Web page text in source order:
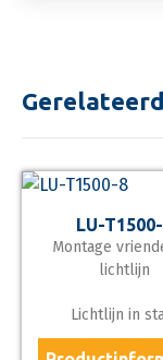
LU-
Montage
lichtlijn
Lichtlijn in
materiaal, deze